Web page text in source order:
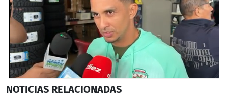
seconds
NOTICIAS RELACIONADAS